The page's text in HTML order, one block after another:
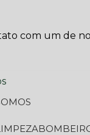
com um de